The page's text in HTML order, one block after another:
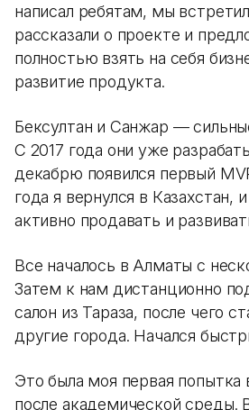
написал ребятам, мы
рассказали о проекте и
полностью взять на себя
развитие продукта.
Бексултан и Санжар —
С 2017 года они уже
декабрю появился первый
года я вернулся в Казахстан,
активно продавать и
Все началось в Алматы с
Затем к нам дистанционно
салон из Тараза, после чего
другие города. Начался
Это была моя первая попытка
после академической среды.